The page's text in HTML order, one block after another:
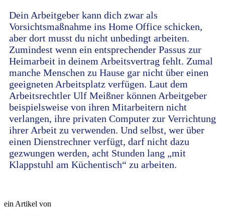
Dein Arbeitgeber kann dich zwar als
Vorsichtsmaßnahme ins Home Office schicken,
aber dort musst du nicht unbedingt arbeiten.
Zumindest wenn ein entsprechender Passus zur
Heimarbeit in deinem Arbeitsvertrag fehlt. Zumal
manche Menschen zu Hause gar nicht über einen
geeigneten Arbeitsplatz verfügen. Laut dem
Arbeitsrechtler Ulf Meißner können Arbeitgeber
beispielsweise von ihren Mitarbeitern nicht
verlangen, ihre privaten Computer zur Verrichtung
ihrer Arbeit zu verwenden. Und selbst, wer über
einen Dienstrechner verfügt, darf nicht dazu
gezwungen werden, acht Stunden lang „mit
Klappstuhl am Küchentisch“ zu arbeiten.
ein Artikel von